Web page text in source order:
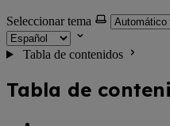
Seleccionar tema
Tabla de contenidos
Tabla de